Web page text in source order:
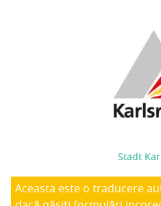
Stadt
Aceasta este o traducere